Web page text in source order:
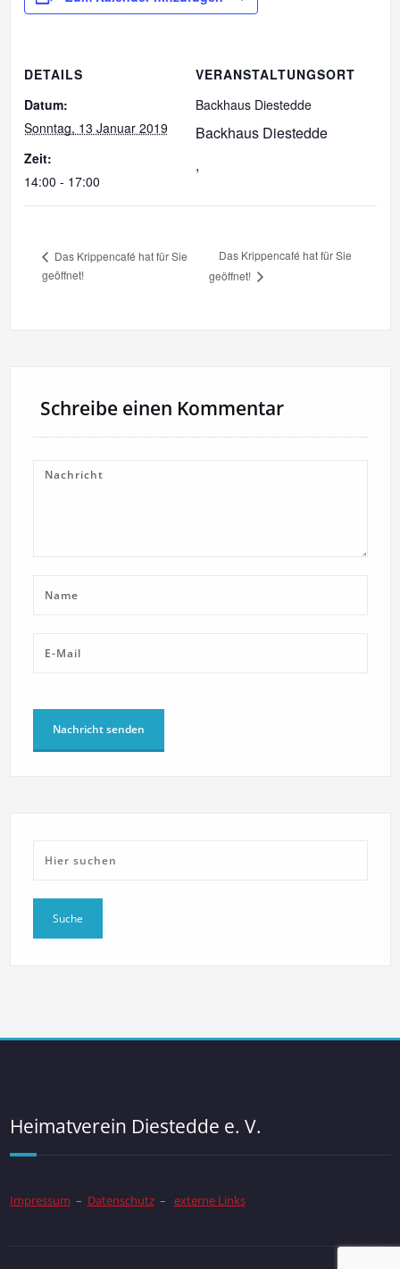
DETAILS
Datum:
Sonntag, 13 Januar 2019
Zeit:
14:00 - 17:00
VERANSTALTUNGSORT
Backhaus Diestedde
Backhaus Diestedde
,
Das Krippencafé hat für Sie
geöffnet!
Das Krippencafé hat für Sie
geöffnet!
Schreibe einen Kommentar
Heimatverein Diestedde e. V.
Impressum – Datenschutz– externe Links